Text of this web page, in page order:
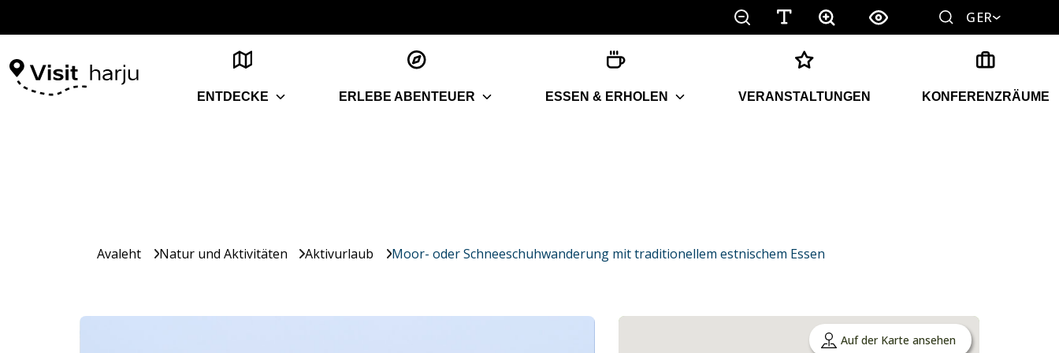
GER
ENTDECKE ERLEBE ABENTEUER ESSEN & ERHOLEN VERANSTALTUNGEN KONFERENZRÄUME
Avaleht Natur und Aktivitäten Aktivurlaub Moor- oder Schneeschuhwanderung mit traditionellem estnischem Essen
Auf der Karte ansehen